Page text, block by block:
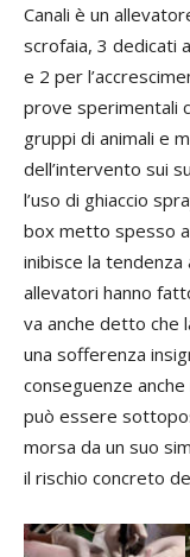
Canali è un
scrofaia, 3 dedicati
e 2 per
prove sperimentali
gruppi di animali e
dell’intervento sui
l’uso di ghiaccio
box metto spesso
inibisce la
allevatori hanno
va anche detto che
una sofferenza
conseguenze
può essere
morsa da un suo
il rischio concreto